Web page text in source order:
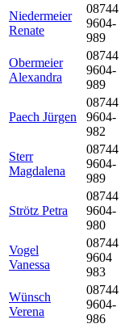
Niedermeier
Renate
08744
9604-
989
Obermeier
Alexandra
08744
9604-
989
Paech Jürgen
08744
9604-
982
Sterr
Magdalena
08744
9604-
989
Strötz Petra
08744
9604-
980
Vogel
Vanessa
08744
9604
983
Wünsch
Verena
08744
9604-
986